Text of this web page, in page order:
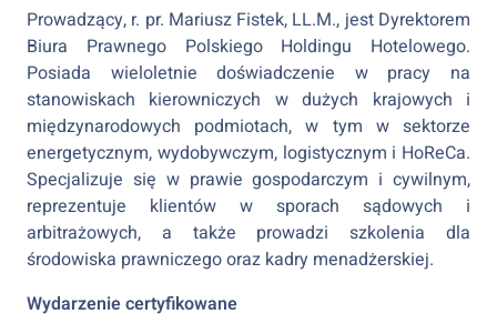
Prowadzący, r. pr. Mariusz Fistek, LL.M., jest Dyrektorem
Biura Prawnego Polskiego Holdingu Hotelowego.
Posiada wieloletnie doświadczenie w pracy na
stanowiskach kierowniczych w dużych krajowych i
międzynarodowych podmiotach, w tym w sektorze
energetycznym, wydobywczym, logistycznym i HoReCa.
Specjalizuje się w prawie gospodarczym i cywilnym,
reprezentuje klientów w sporach sądowych i
arbitrażowych, a także prowadzi szkolenia dla
środowiska prawniczego oraz kadry menadżerskiej.
Wydarzenie certyfikowane